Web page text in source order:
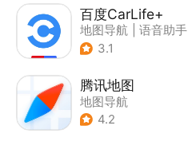
百度CarLife+
地图导航
语音助手
3.1
腾讯地图
地图导航
4.2